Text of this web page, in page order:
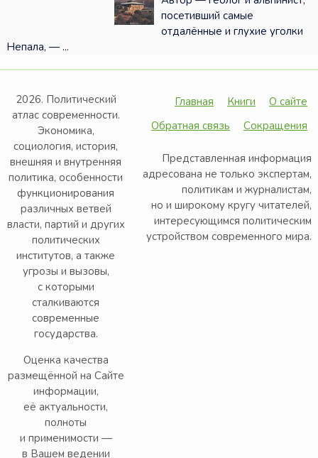
посетивший самые
отдалённые и глухие уголки
Непала, — ...
2026. Политический
атлас современности.
Экономика,
социология, история,
внешняя и внутренняя
политика, особенности
функционирования
различных ветвей
власти, партий и других
политических
институтов, а также
угрозы и вызовы,
с которыми
сталкиваются
современные
государства.
Оценка качества
размещённой на Сайте
информации,
её актуальности,
полноты
и применимости —
в Вашем ведении
Главная Книги
О сайте
Обратная связь
Сокращения
Представленная информация
адресована не только экспертам,
политикам и журналистам,
но и широкому кругу читателей,
интересующимся политическим
устройством современного мира.